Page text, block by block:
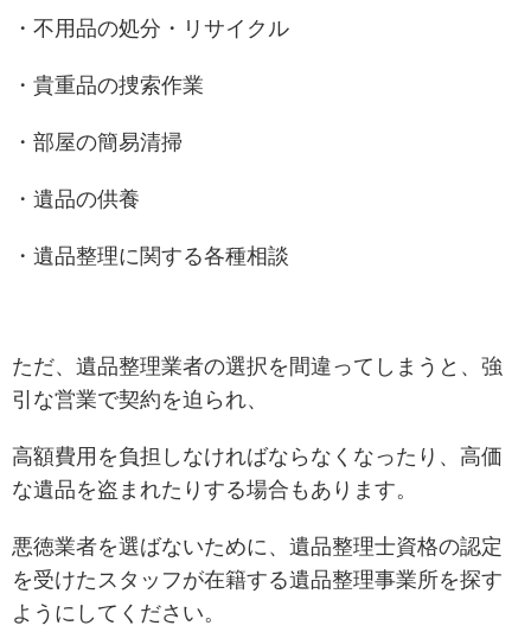
・不用品の処分・リサイクル
・貴重品の捜索作業
・部屋の簡易清掃
・遺品の供養
・遺品整理に関する各種相談
ただ、遺品整理業者の選択を間違ってしまうと、強
引な営業で契約を迫られ、
高額費用を負担しなければならなくなったり、高価
な遺品を盗まれたりする場合もあります。
悪徳業者を選ばないために、遺品整理士資格の認定
を受けたスタッフが在籍する遺品整理事業所を探す
ようにしてください。